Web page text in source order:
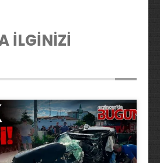
İLGİNİZİ